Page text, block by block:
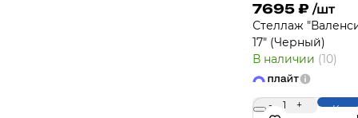
7695 ₽ /шт
Стеллаж
17" (Черный)
В наличии (10)
- 1 +